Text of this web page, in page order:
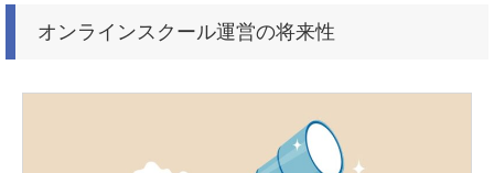
オンラインスクール運営の将来性